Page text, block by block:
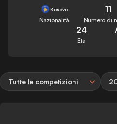
Kosovo
Nazionalità
11
Numero di
24
Età
Tutte le competizioni